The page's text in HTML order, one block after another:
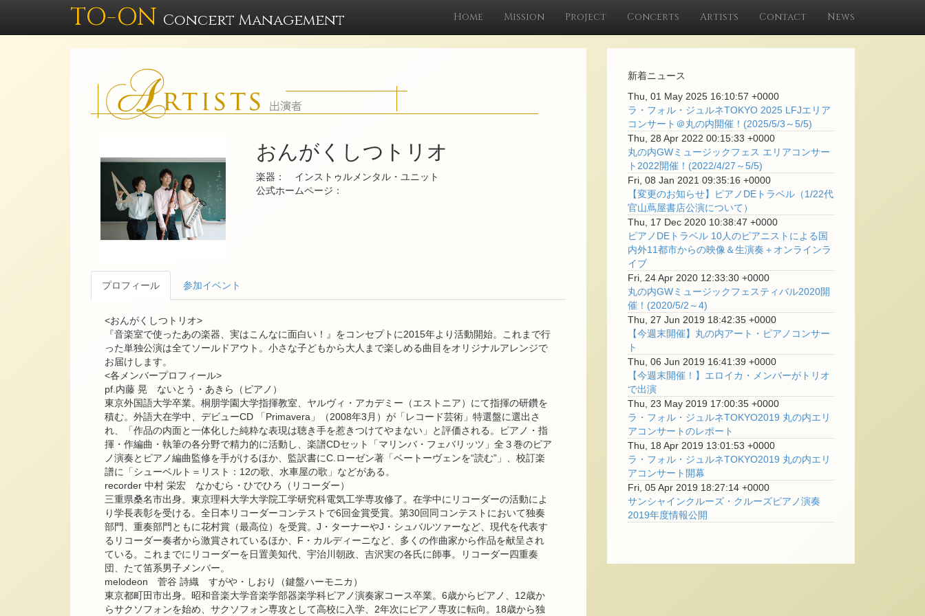
TO-ON Concert Management Home Mission Project Concerts Artists Contact News
おんがくしつトリオ
楽器： インストゥルメンタル・ユニット
公式ホームページ：
プロフィール 参加イベント
<おんがくしつトリオ>
『音楽室で使ったあの楽器、実はこんなに面白い！』をコンセプトに2015年より活動開始。これまで行
った単独公演は全てソールドアウト。小さな子どもから大人まで楽しめる曲目をオリジナルアレンジで
お届けします。
<各メンバープロフィール>
pf.内藤 晃 ないとう・あきら（ピアノ）
東京外国語大学卒業。桐朋学園大学指揮教室、ヤルヴィ・アカデミー（エストニア）にて指揮の研鑽を
積む。外語大在学中、デビューCD 「Primavera」（2008年3月）が「レコード芸術」特選盤に選出さ
れ、「作品の内面と一体化した純粋な表現は聴き手を惹きつけてやまない」と評価される。ピアノ・指
揮・作編曲・執筆の各分野で精力的に活動し、楽譜CDセット「マリンバ・フェバリッツ」全３巻のピア
ノ演奏とピアノ編曲監修を手がけるほか、監訳書にC.ローゼン著「ベートーヴェンを“読む”」、校訂楽
譜に「シューベルト＝リスト：12の歌、水車屋の歌」などがある。
recorder 中村 栄宏 なかむら・ひでひろ（リコーダー）
三重県桑名市出身。東京理科大学大学院工学研究科電気工学専攻修了。在学中にリコーダーの活動によ
り学長表彰を受ける。全日本リコーダーコンテストで6回金賞受賞。第30回同コンテストにおいて独奏
部門、重奏部門ともに花村賞（最高位）を受賞。J・ターナーやJ・シュバルツァーなど、現代を代表す
るリコーダー奏者から激賞されているほか、F・カルディーニなど、多くの作曲家から作品を献呈され
ている。これまでにリコーダーを日置美知代、宇治川朝政、吉沢実の各氏に師事。リコーダー四重奏
団、たて笛系男子メンバー。
melodeon 菅谷 詩織 すがや・しおり（鍵盤ハーモニカ）
東京都町田市出身。昭和音楽大学音楽学部器楽学科ピアノ演奏家コース卒業。6歳からピアノ、12歳か
らサクソフォンを始め、サクソフォン専攻として高校に入学、2年次にピアノ専攻に転向。18歳から独
新着ニュース
Thu, 01 May 2025 16:10:57 +0000
ラ・フォル・ジュルネTOKYO 2025 LFJエリア
コンサート＠丸の内開催！(2025/5/3～5/5)
Thu, 28 Apr 2022 00:15:33 +0000
丸の内GWミュージックフェス エリアコンサー
ト2022開催！(2022/4/27～5/5)
Fri, 08 Jan 2021 09:35:16 +0000
【変更のお知らせ】ピアノDEトラベル（1/22代
官山蔦屋書店公演について）
Thu, 17 Dec 2020 10:38:47 +0000
ピアノDEトラベル 10人のピアニストによる国
内外11都市からの映像＆生演奏＋オンラインラ
イブ
Fri, 24 Apr 2020 12:33:30 +0000
丸の内GWミュージックフェスティバル2020開
催！(2020/5/2～4)
Thu, 27 Jun 2019 18:42:35 +0000
【今週末開催】丸の内アート・ピアノコンサー
ト
Thu, 06 Jun 2019 16:41:39 +0000
【今週末開催！】エロイカ・メンバーがトリオ
で出演
Thu, 23 May 2019 17:00:35 +0000
ラ・フォル・ジュルネTOKYO2019 丸の内エリ
アコンサートのレポート
Thu, 18 Apr 2019 13:01:53 +0000
ラ・フォル・ジュルネTOKYO2019 丸の内エリ
アコンサート開幕
Fri, 05 Apr 2019 18:27:14 +0000
サンシャインクルーズ・クルーズピアノ演奏
2019年度情報公開